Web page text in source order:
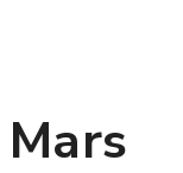
Mars